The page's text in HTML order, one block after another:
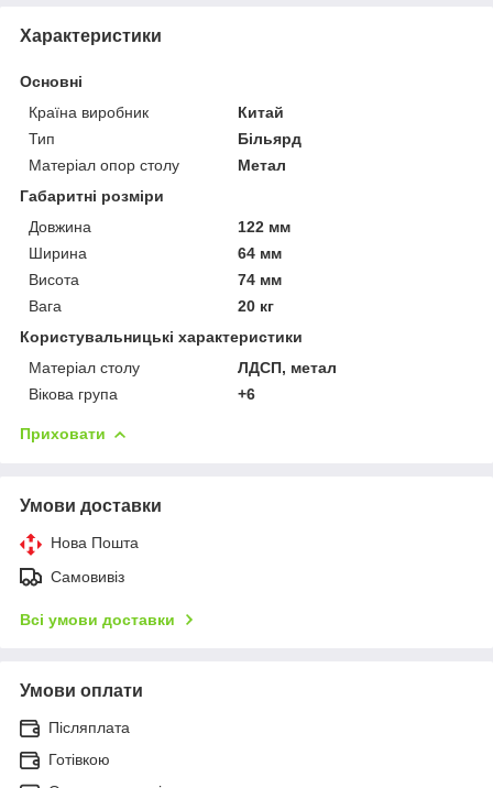
Характеристики
Основні
Країна виробник
Китай
Тип
Більярд
Матеріал опор столу
Метал
Габаритні розміри
Довжина
122 мм
Ширина
64 мм
Висота
74 мм
Вага
20 кг
Користувальницькі характеристики
Матеріал столу
ЛДСП, метал
Вікова група
+6
Приховати
Умови доставки
Нова Пошта
Самовивіз
Всі умови доставки
Умови оплати
Післяплата
Готівкою